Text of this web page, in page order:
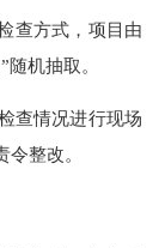
查方式，项目由
机抽取。
查情况进行现场
整改。